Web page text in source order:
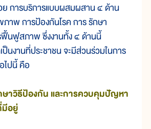
ารบริการแบบผสมผสาน ๔ ด้าน
ภาพ การป้องกันโรค การ รักษา
นฟูสภาพ ซึ่งงานทั้ง ๔ ด้านนี้
นงานที่ประชาชน จะมีส่วนร่วมในการ
ไปนี้ คือ
ษาวิธีป้องกัน และการควบคุมปัญหา
อยู่